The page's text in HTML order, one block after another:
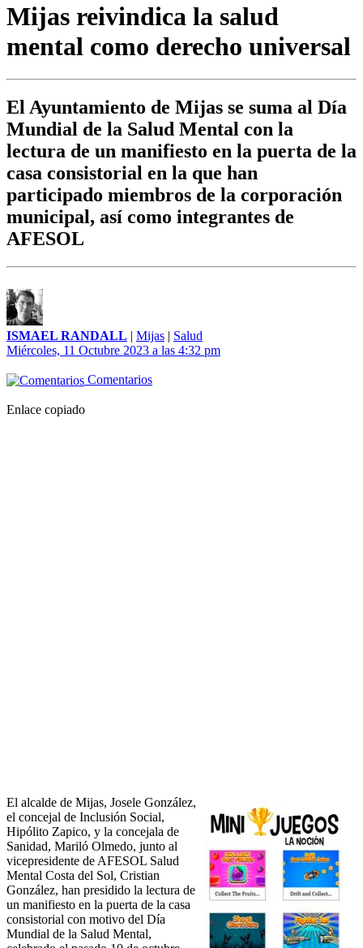
Mijas reivindica la salud
mental como derecho universal
El Ayuntamiento de Mijas se suma al Día
Mundial de la Salud Mental con la
lectura de un manifiesto en la puerta de la
casa consistorial en la que han
participado miembros de la corporación
municipal, así como integrantes de
AFESOL
ISMAEL RANDALL | Mijas | Salud
Miércoles, 11 Octubre 2023 a las 4:32 pm
Comentarios
Enlace copiado
El alcalde de Mijas, Josele González,
el concejal de Inclusión Social,
Hipólito Zapico, y la concejala de
Sanidad, Mariló Olmedo, junto al
vicepresidente de AFESOL Salud
Mental Costa del Sol, Cristian
González, han presidido la lectura de
un manifiesto en la puerta de la casa
consistorial con motivo del Día
Mundial de la Salud Mental,